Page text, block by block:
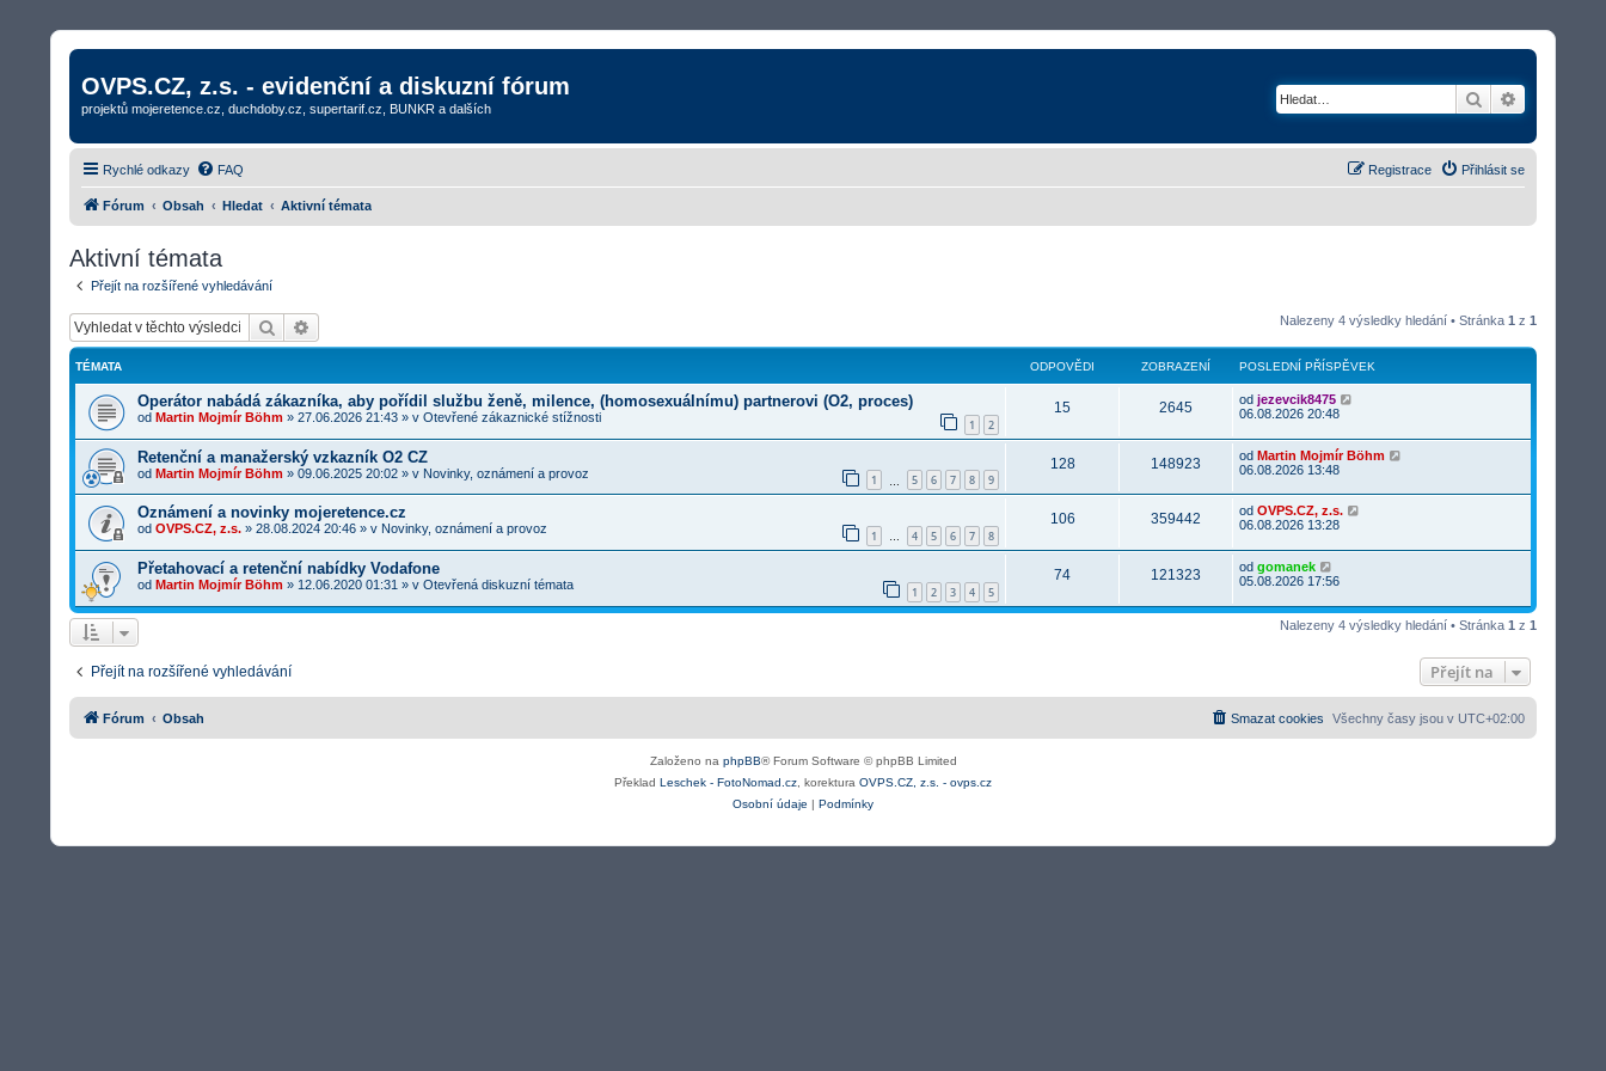
OVPS.CZ, z.s. - evidenční a diskuzní fórum
projektů mojeretence.cz, duchdoby.cz, supertarif.cz, BUNKR a dalších Hledat
Rychlé odkazy FAQ Přihlásit se
Registrace
Fórum Obsah Hledat Aktivní témata
Aktivní témata
Přejít na rozšířené vyhledávání
Hledat Nalezeny 4 výsledky hledání • Stránka 1 z 1
TÉMATA ODPOVĚDI ZOBRAZENÍ POSLEDNÍ PŘÍSPĚVEK
Operátor nabádá zákazníka, aby pořídil službu ženě, milence, (homosexuálnímu) partnerovi (O2, proces)
od Martin Mojmír Böhm » 27.06.2026 21:43 » v Otevřené zákaznické stížnosti 1 2
15 2645 od jezevcik8475
06.08.2026 20:48
Retenční a manažerský vzkazník O2 CZ
od Martin Mojmír Böhm » 09.06.2025 20:02 » v Novinky, oznámení a provoz 1 5 6 7 8 9
128 148923 od Martin Mojmír Böhm
06.08.2026 13:48
Oznámení a novinky mojeretence.cz
od OVPS.CZ, z.s. » 28.08.2024 20:46 » v Novinky, oznámení a provoz 1 … 4 5 6 7 8
106 359442 od OVPS.CZ, z.s.
06.08.2026 13:28
Přetahovací a retenční nabídky Vodafone
od Martin Mojmír Böhm » 12.06.2020 01:31 » v Otevřená diskuzní témata 1 2 3 4 5
74 121323 od gomanek
05.08.2026 17:56
Nalezeny 4 výsledky hledání • Stránka 1 z 1
Přejít na rozšířené vyhledávání Přejít na
Fórum Obsah Všechny časy jsou v UTC+02:00
Smazat cookies
Založeno na phpBB® Forum Software © phpBB Limited
Překlad Leschek - FotoNomad.cz , korektura OVPS.CZ, z.s. - ovps.cz
Osobní údaje | Podmínky